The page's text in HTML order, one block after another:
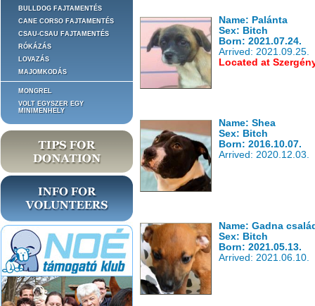
BULLDOG FAJTAMENTÉS
CANE CORSO FAJTAMENTÉS
CSAU-CSAU FAJTAMENTÉS
RÓKÁZÁS
LOVAZÁS
MAJOMKODÁS
MONGREL
VOLT EGYSZER EGY
MINIMENHELY
Name: Palánta
Sex: Bitch
Born: 2021.07.24.
Arrived: 2021.09.25.
Located at
Name: Shea
Sex: Bitch
Born: 2016.10.07.
Arrived: 2020.12.03.
Name: Gadna
Sex: Bitch
Born: 2021.05.13.
Arrived: 2021.06.10.